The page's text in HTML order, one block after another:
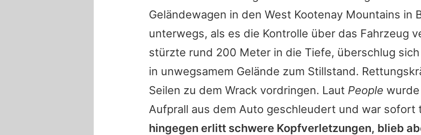
Team
Redaktionelle Richtlinien
Impressum
Datenschutzerklärung
Nutzungsbedingungen
Geländewagen in den West Kootenay Mountains in
unterwegs, als es die Kontrolle über das Fahrzeug
stürzte rund 200 Meter in die Tiefe, überschlug
in unwegsamem Gelände zum Stillstand.
Seilen zu dem Wrack vordringen. Laut People wurde
Aufprall aus dem Auto geschleudert und war sofort
hingegen erlitt schwere Kopfverletzungen, blieb